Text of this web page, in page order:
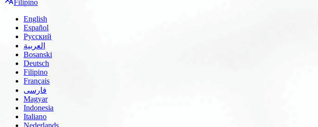
Filipino
English
Español
Русский
العربية
Bosanski
Deutsch
Filipino
Français
فارسی
Magyar
Indonesia
Italiano
Nederlands